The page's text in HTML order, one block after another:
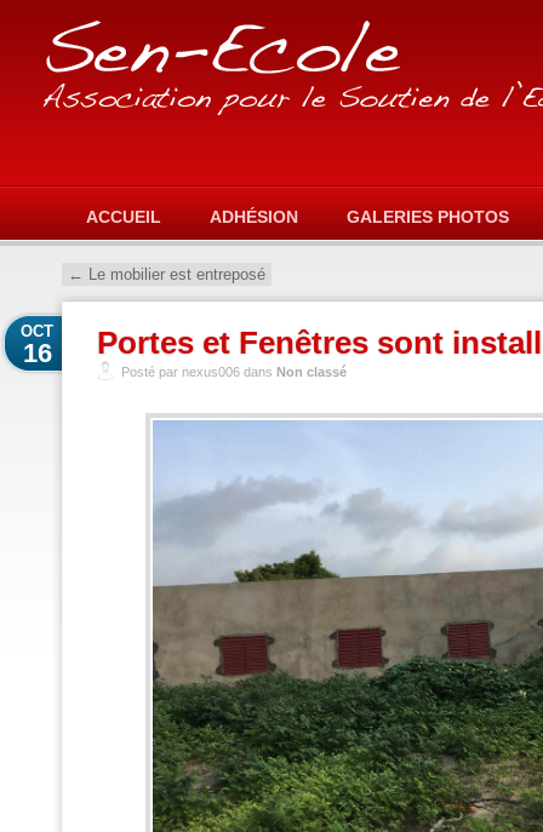
ACCUEIL ADHÉSION GALERIES PHOTOS
← Le mobilier est entreposé
Portes et Fenêtres sont
OCT
16
Posté par nexus006 dans Non classé